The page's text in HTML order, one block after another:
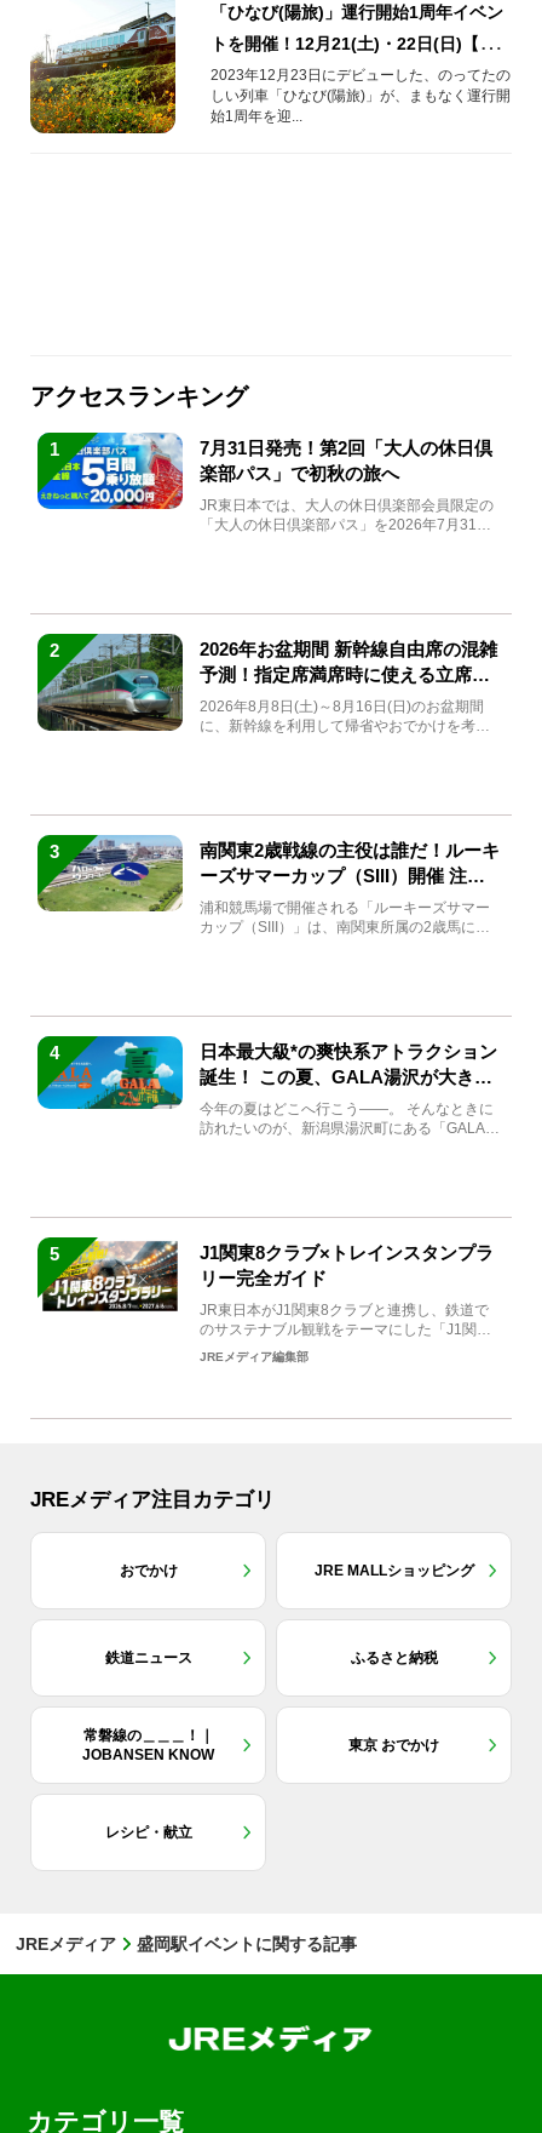
「ひなび(陽旅)」運行開始1周年イベン
トを開催！12月21(土)・22日(日)【JR
盛岡駅】
2023年12月23日にデビューした、のってたの
しい列車「ひなび(陽旅)」が、まもなく運行開
始1周年を迎...
アクセスランキング
1
7月31日発売！第2回「大人の休日倶
楽部パス」で初秋の旅へ
JR東日本では、大人の休日倶楽部会員限定の
「大人の休日倶楽部パス」を2026年7月31日
2
2026年お盆期間 新幹線自由席の混雑
予測！指定席満席時に使える立席特
急券も解説
2026年8月8日(土)～8月16日(日)のお盆期間
に、新幹線を利用して帰省やおでかけを考え
3
南関東2歳戦線の主役は誰だ！ルーキ
ーズサマーカップ（SIII）開催 注目
馬と見どころをチェック
浦和競馬場で開催される「ルーキーズサマー
カップ（SIII）」は、南関東所属の2歳馬によ
4
日本最大級*の爽快系アトラクション
誕生！ この夏、GALA湯沢が大きく
生まれ変わる
今年の夏はどこへ行こう――。 そんなときに
訪れたいのが、新潟県湯沢町にある「GALA湯
5
J1関東8クラブ×トレインスタンプラ
リー完全ガイド
JR東日本がJ1関東8クラブと連携し、鉄道で
のサステナブル観戦をテーマにした「J1関東8
クラブ×トレイン...
JREメディア編集部
JREメディア注目カテゴリ
おでかけ JRE MALLショッピング
鉄道ニュース ふるさと納税
常磐線の＿＿＿！｜
JOBANSEN KNOW
東京 おでかけ
レシピ・献立
JREメディア 盛岡駅イベントに関する記事
カテゴリ一覧